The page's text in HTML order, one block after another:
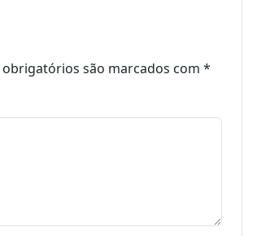
obrigatórios são marcados com *